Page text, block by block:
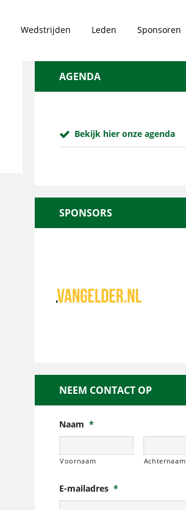
Wedstrijden Leden Sponsoren
AGENDA
Bekijk hier onze agenda
SPONSORS
NEEM CONTACT OP
Naam *
Voornaam Achternaam
E-mailadres *